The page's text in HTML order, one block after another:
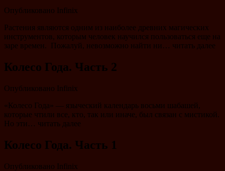
Опубликовано Infinix
Растения являются одним из наиболее древних магических
инструментов, которым человек научился пользоваться еще на
заре времен. Пожалуй, невозможно найти ни… читать далее
Колесо Года. Часть 2
Опубликовано Infinix
«Колесо Года» — языческий календарь восьми шабашей,
которые чтили все, кто, так или иначе, был связан с мистикой.
Но эти… читать далее
Колесо Года. Часть 1
Опубликовано Infinix